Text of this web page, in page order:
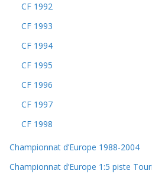
CF 1992
CF 1993
CF 1994
CF 1995
CF 1996
CF 1997
CF 1998
Championnat d’Europe 1988-2004
Championnat d’Europe 1:5 piste